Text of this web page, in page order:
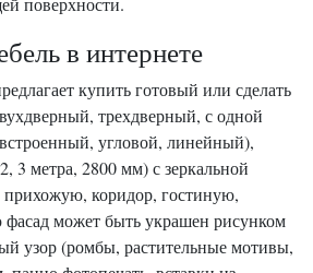
в интернете
купить готовый или сделать
трехдверный, с одной
угловой, линейный),
3 метра, 2800 мм) с зеркальной
коридор, гостиную,
может быть украшен рисунком
узор (ромбы, растительные мотивы,